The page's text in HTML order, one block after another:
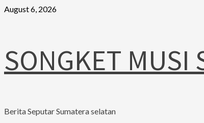
Skip
August 6, 2026
SONGKET MUSI
Berita Seputar Sumatera selatan